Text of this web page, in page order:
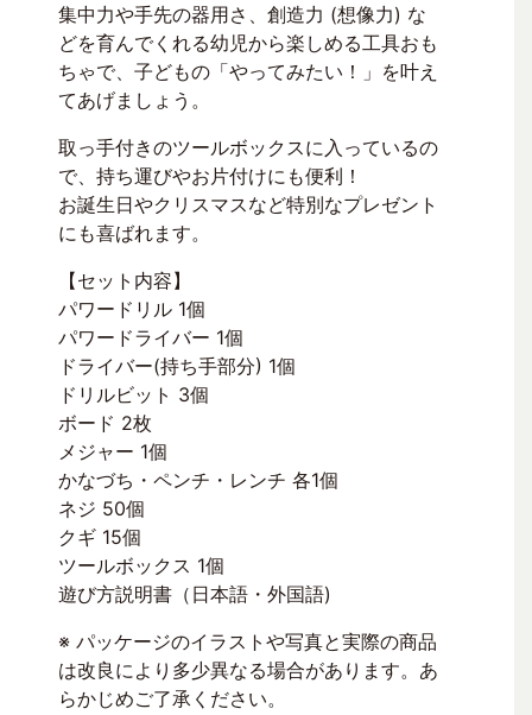
集中力や手先の器用さ、創造力 (想像力) な
どを育んでくれる幼児から楽しめる工具おも
ちゃで、子どもの「やってみたい！」を叶え
てあげましょう。
取っ手付きのツールボックスに入っているの
で、持ち運びやお片付けにも便利！
お誕生日やクリスマスなど特別なプレゼント
にも喜ばれます。
【セット内容】
パワードリル 1個
パワードライバー 1個
ドライバー(持ち手部分) 1個
ドリルビット 3個
ボード 2枚
メジャー 1個
かなづち・ペンチ・レンチ 各1個
ネジ 50個
クギ 15個
ツールボックス 1個
遊び方説明書（日本語・外国語)
※ パッケージのイラストや写真と実際の商品
は改良により多少異なる場合があります。あ
らかじめご了承ください。